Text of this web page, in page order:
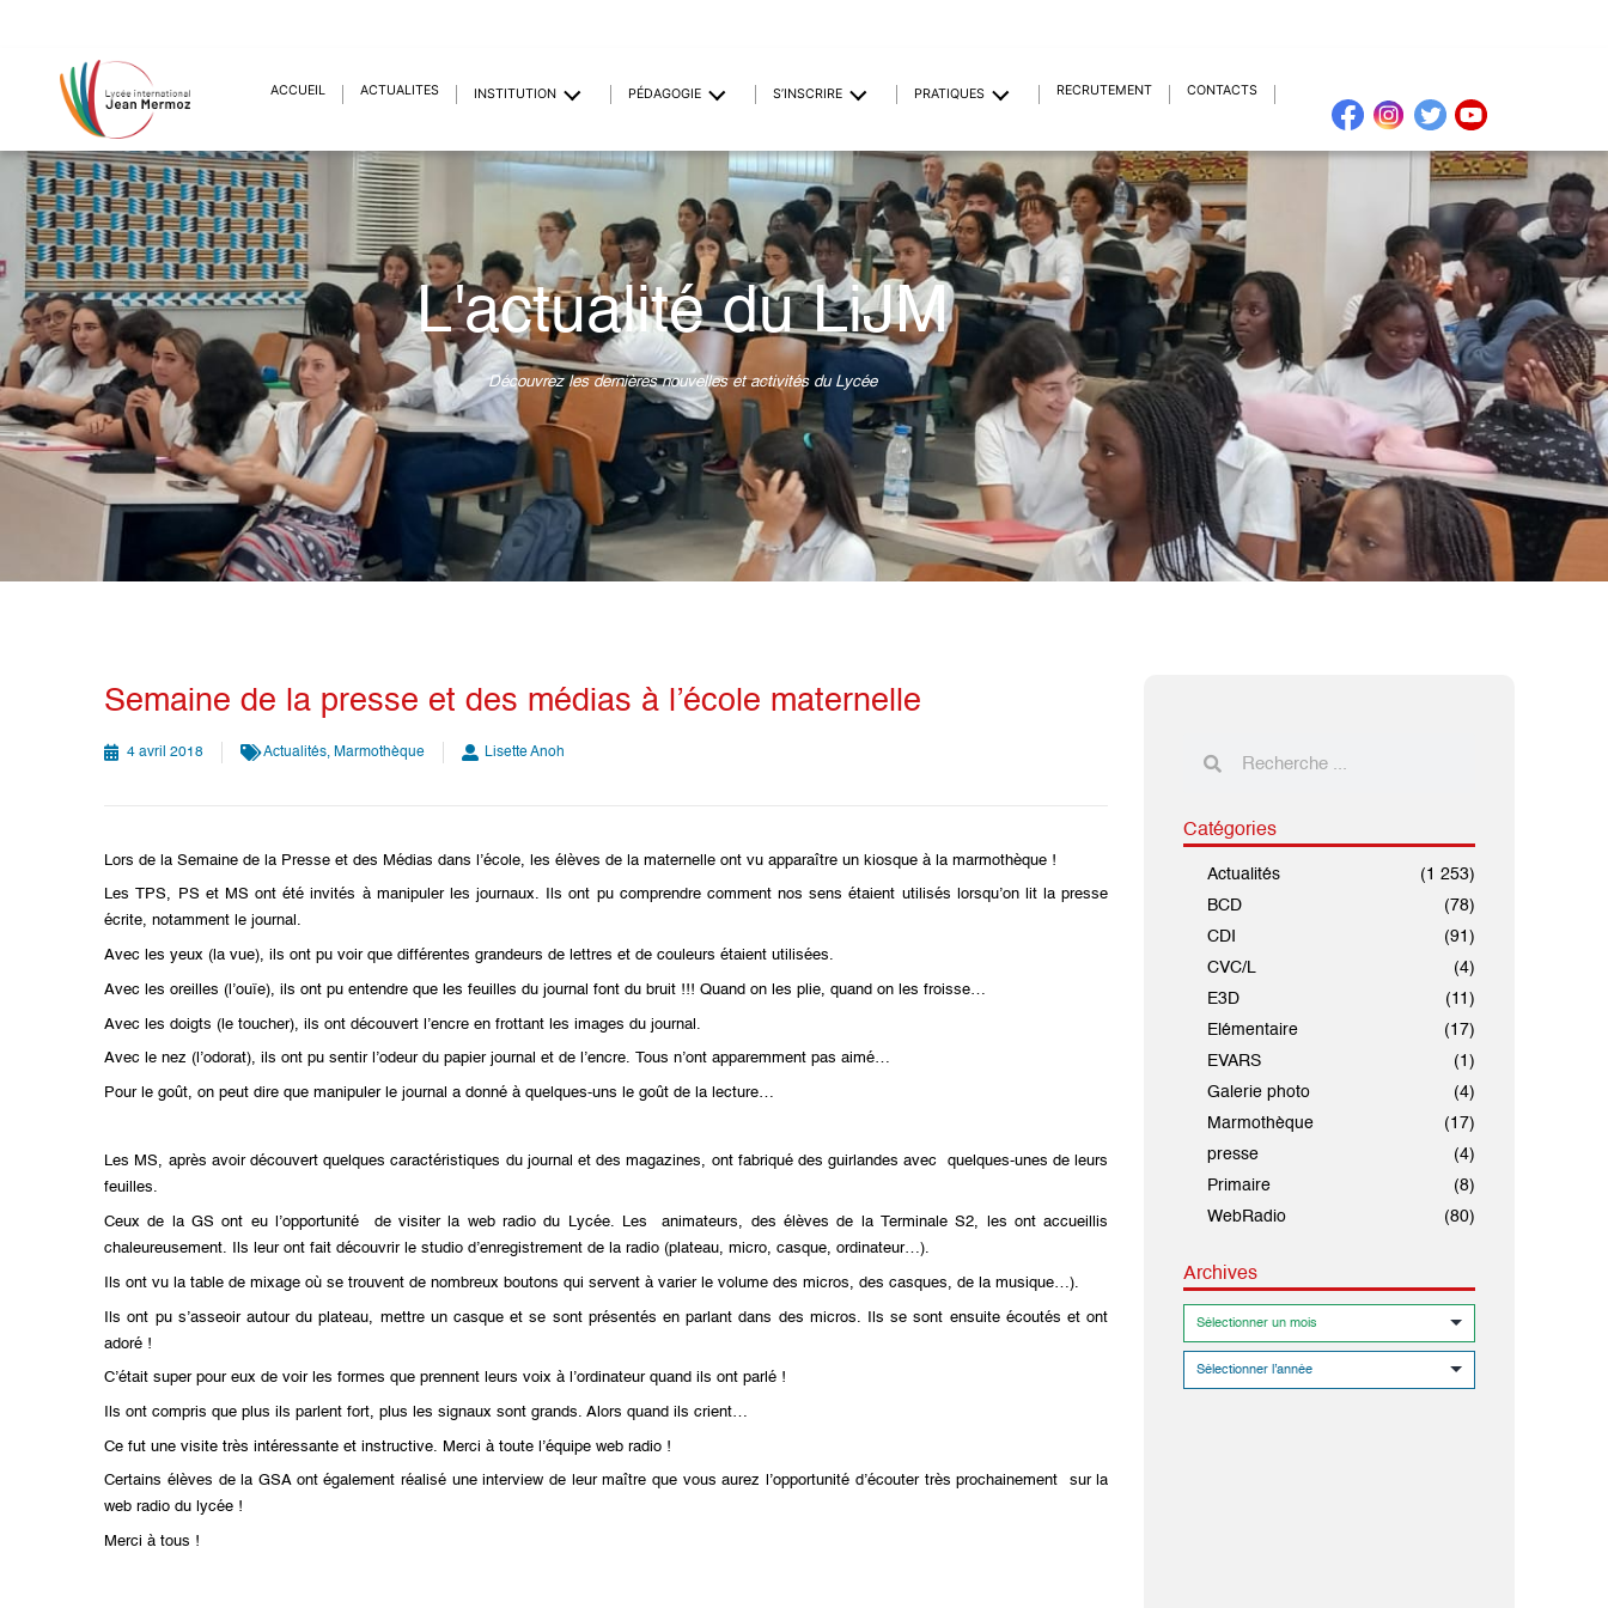
ACCUEIL ACTUALITÉS INSTITUTION PÉDAGOGIE S’INSCRIRE PRATIQUES RECRUTEMENT CONTACTS
L'actualité du LiJM
Découvrez les dernières nouvelles et activités du Lycée
Semaine de la presse et des médias à l’école maternelle
4 avril 2018 Actualités, Marmothèque Lisette Anoh
Lors de la Semaine de la Presse et des Médias dans l’école, les élèves de la maternelle ont vu apparaître un kiosque à la marmothèque !
Les TPS, PS et MS ont été invités à manipuler les journaux. Ils ont pu comprendre comment nos sens étaient utilisés lorsqu’on lit la presse
écrite, notamment le journal.
Avec les yeux (la vue), ils ont pu voir que différentes grandeurs de lettres et de couleurs étaient utilisées.
Avec les oreilles (l’ouïe), ils ont pu entendre que les feuilles du journal font du bruit !!! Quand on les plie, quand on les froisse…
Avec les doigts (le toucher), ils ont découvert l’encre en frottant les images du journal.
Avec le nez (l’odorat), ils ont pu sentir l’odeur du papier journal et de l’encre. Tous n’ont apparemment pas aimé…
Pour le goût, on peut dire que manipuler le journal a donné à quelques-uns le goût de la lecture…
Les MS, après avoir découvert quelques caractéristiques du journal et des magazines, ont fabriqué des guirlandes avec quelques-unes de leurs
feuilles.
Ceux de la GS ont eu l’opportunité de visiter la web radio du Lycée. Les animateurs, des élèves de la Terminale S2, les ont accueillis
chaleureusement. Ils leur ont fait découvrir le studio d’enregistrement de la radio (plateau, micro, casque, ordinateur…).
Ils ont vu la table de mixage où se trouvent de nombreux boutons qui servent à varier le volume des micros, des casques, de la musique…).
Ils ont pu s’asseoir autour du plateau, mettre un casque et se sont présentés en parlant dans des micros. Ils se sont ensuite écoutés et ont
adoré !
C’était super pour eux de voir les formes que prennent leurs voix à l’ordinateur quand ils ont parlé !
Ils ont compris que plus ils parlent fort, plus les signaux sont grands. Alors quand ils crient…
Ce fut une visite très intéressante et instructive. Merci à toute l’équipe web radio !
Certains élèves de la GSA ont également réalisé une interview de leur maître que vous aurez l’opportunité d’écouter très prochainement sur la
web radio du lycée !
Merci à tous !
Catégories
Actualités
(1 253)
BCD
(78)
CDI
(91)
CVC/L
(4)
E3D
(11)
Elémentaire
(17)
EVARS
(1)
Galerie photo
(4)
Marmothèque
(17)
presse
(4)
Primaire
(8)
WebRadio
(80)
Archives